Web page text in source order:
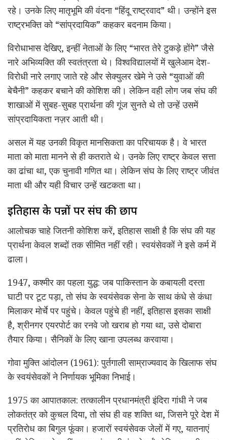
रहे। उनके लिए मातृभूमि की वंदना “हिंदू राष्ट्रवाद” थी। उन्होंने इस
राष्ट्रभक्ति को “सांप्रदायिक” कहकर बदनाम किया।
विरोधाभास देखिए, इन्हीं नेताओं के लिए “भारत तेरे टुकड़े होंगे” जैसे
नारे अभिव्यक्ति की स्वतंत्रता थे। विश्वविद्यालयों में खुलेआम देश-
विरोधी नारे लगाए जाते रहे और सेक्युलर खेमे ने उसे “युवाओं की
बेचैनी” कहकर बचाने की कोशिश की। लेकिन वही लोग जब संघ की
शाखाओं में सुबह-सुबह प्रार्थना की गूंज सुनते थे तो उन्हें उसमें
सांप्रदायिकता नज़र आती थी।
असल में यह उनकी विकृत मानसिकता का परिचायक है। वे भारत
माता को माता मानने से ही कतराते थे। उनके लिए राष्ट्र केवल सत्ता
का ढांचा था, एक चुनावी गणित था। लेकिन संघ के लिए राष्ट्र जीवंत
माता थी और यही विचार उन्हें खटकता था।
इतिहास के पन्नों पर संघ की छाप
आलोचक चाहे जितनी कोशिश करें, इतिहास साक्षी है कि संघ की यह
प्रार्थना केवल शब्दों तक सीमित नहीं रही। स्वयंसेवकों ने इसे कर्म में
ढाला।
1947, कश्मीर का पहला युद्ध: जब पाकिस्तान के कबायली दस्ता
घाटी पर टूट पड़ा, तो संघ के स्वयंसेवक सेना के साथ कंधे से कंधा
मिलाकर मोर्चे पर पहुंचे। केवल पहुंचे ही नहीं, इतिहास इसका साक्षी
है, श्रीनगर एयरपोर्ट का रनवे जो खराब हो गया था, उसे दोबारा
तैयार किया। सैनिकों के लिए खाना उपलब्ध करवाया।
गोवा मुक्ति आंदोलन (1961): पुर्तगाली साम्राज्यवाद के खिलाफ संघ
के स्वयंसेवकों ने निर्णायक भूमिका निभाई।
1975 का आपातकाल: तत्कालीन प्रधानमंत्री इंदिरा गांधी ने जब
लोकतंत्र को कुचल दिया, तो संघ ही वह शक्ति था, जिसने पूरे देश में
प्रतिरोध का बिगुल फूंका। हजारों स्वयंसेवक जेलों में गए, यातनाएं